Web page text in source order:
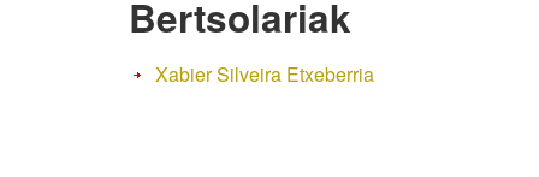
Bertsolariak
Xabier Silveira Etxeberria